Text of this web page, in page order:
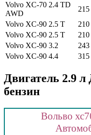
Volvo XC-70 2.4 TD
AWD
215
Volvo XC-90 2.5 T
210
Volvo XC-90 2.5 T
210
Volvo XC-90 3.2
243
Volvo XC-90 4.4
315
Двигатель 2.9 л
бензин
Вольво